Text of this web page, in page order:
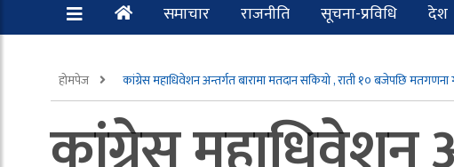
समाचार राजनीति सूचना-प्रविधि देश
होमपेज कांग्रेस महाधिवेशन अन्तर्गत बारामा मतदान सकियो , राती १० बजेपछि मतगणना